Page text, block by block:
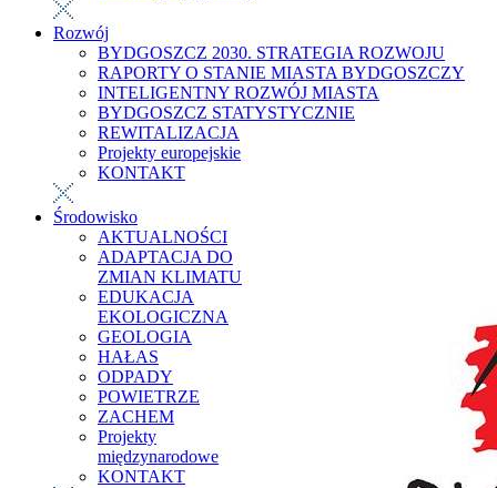
Rozwój
BYDGOSZCZ 2030. STRATEGIA ROZWOJU
RAPORTY O STANIE MIASTA BYDGOSZCZY
INTELIGENTNY ROZWÓJ MIASTA
BYDGOSZCZ STATYSTYCZNIE
REWITALIZACJA
Projekty europejskie
KONTAKT
Środowisko
AKTUALNOŚCI
ADAPTACJA DO
ZMIAN KLIMATU
EDUKACJA
EKOLOGICZNA
GEOLOGIA
HAŁAS
ODPADY
POWIETRZE
ZACHEM
Projekty
międzynarodowe
KONTAKT